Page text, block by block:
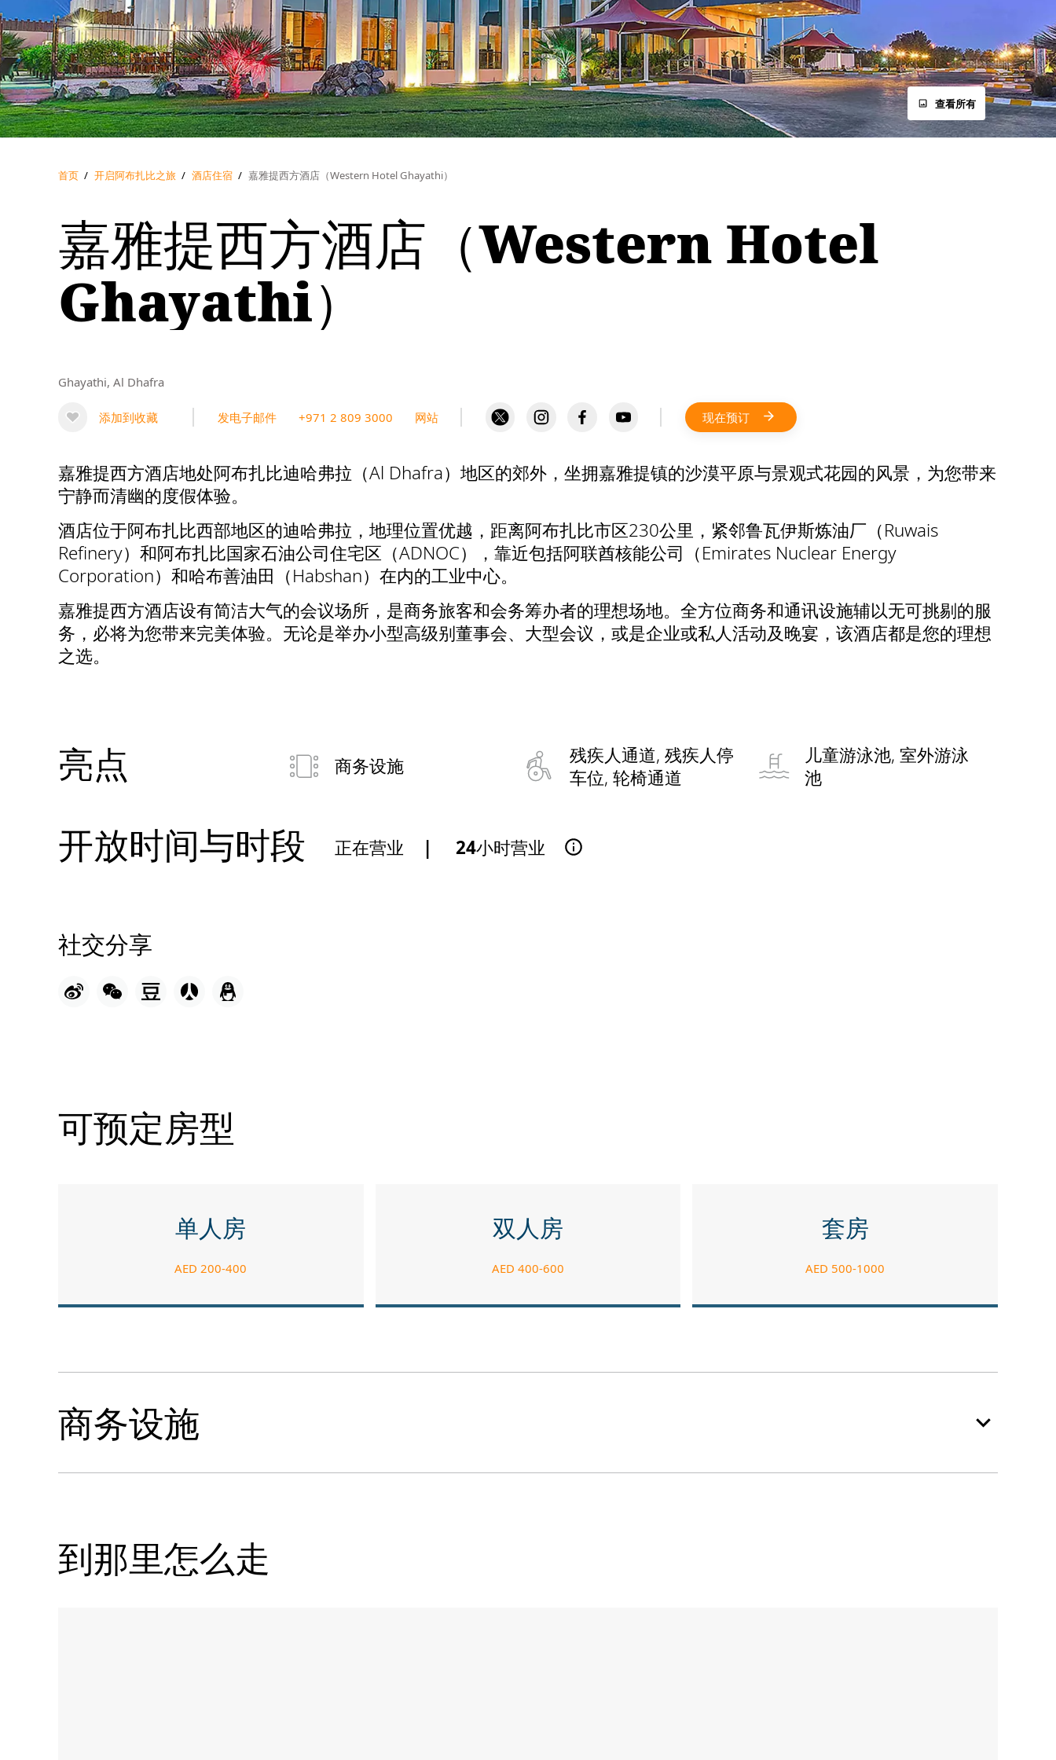
查看所有
首页 / 开启阿布扎比之旅 / 酒店住宿 / 嘉雅提西方酒店（Western Hotel Ghayathi）
嘉雅提西方酒店（Western Hotel
Ghayathi）
Ghayathi, Al Dhafra
添加到收藏 发电子邮件 +971 2 809 3000 网站 现在预订
嘉雅提西方酒店地处阿布扎比迪哈弗拉（Al Dhafra）地区的郊外，坐拥嘉雅提镇的沙漠平原与景观式花园的风景，为您带来
宁静而清幽的度假体验。
酒店位于阿布扎比西部地区的迪哈弗拉，地理位置优越，距离阿布扎比市区230公里，紧邻鲁瓦伊斯炼油厂（Ruwais
Refinery）和阿布扎比国家石油公司住宅区（ADNOC），靠近包括阿联酋核能公司（Emirates Nuclear Energy
Corporation）和哈布善油田（Habshan）在内的工业中心。
嘉雅提西方酒店设有简洁大气的会议场所，是商务旅客和会务筹办者的理想场地。全方位商务和通讯设施辅以无可挑剔的服
务，必将为您带来完美体验。无论是举办小型高级别董事会、大型会议，或是企业或私人活动及晚宴，该酒店都是您的理想
之选。
亮点 商务设施
残疾人通道, 残疾人停
车位, 轮椅通道
儿童游泳池, 室外游泳
池
开放时间与时段 正在营业 | 24小时营业
社交分享
可预定房型
单人房
AED 200-400
双人房
AED 400-600
套房
AED 500-1000
商务设施
到那里怎么走